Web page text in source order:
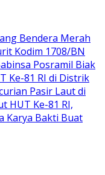
Bendera Merah
Kodim 1708/BN
Posramil Biak
Ke-81 RI di Distrik
Pasir Laut di
HUT Ke-81 RI,
Karya Bakti Buat